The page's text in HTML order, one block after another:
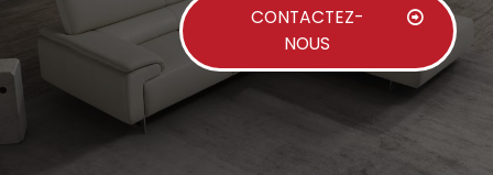
CONTACTEZ-
NOUS